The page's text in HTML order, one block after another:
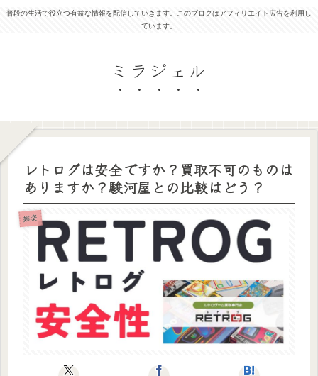
普段の生活で役立つ有益な情報を配信していきます。このブログはアフィリエイト広告を利用し
ています。
ミラジェル
レトログは安全ですか？買取不可のものは
ありますか？駿河屋との比較はどう？
娯楽